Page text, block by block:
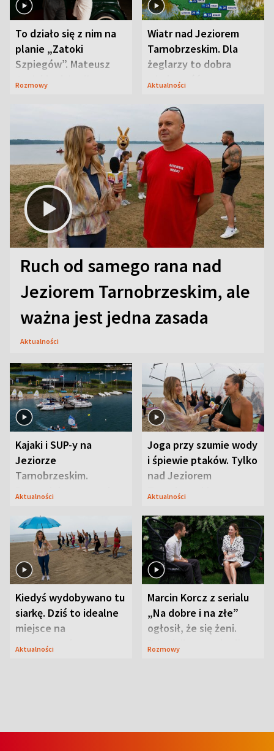
To działo się z nim na
planie „Zatoki
Szpiegów”. Mateusz
Janicki odsłonił
Rozmowy
Wiatr nad Jeziorem
Tarnobrzeskim. Dla
żeglarzy to dobra
wiadomość
Aktualności
Ruch od samego rana nad
Jeziorem Tarnobrzeskim, ale
ważna jest jedna zasada
Aktualności
Kajaki i SUP-y na
Jeziorze
Tarnobrzeskim.
Przyrodnicy zwracają
Aktualności
Joga przy szumie wody
i śpiewie ptaków. Tylko
nad Jeziorem
Tarnobrzeskim
Aktualności
Kiedyś wydobywano tu
siarkę. Dziś to idealne
miejsce na
wypoczynek
Aktualności
Marcin Korcz z serialu
„Na dobre i na złe”
ogłosił, że się żeni.
Zdradził, co zmienił
Rozmowy